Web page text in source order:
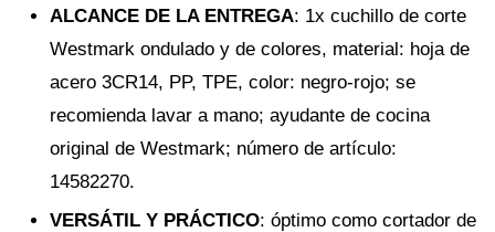
ALCANCE DE LA ENTREGA: 1x cuchillo de corte
Westmark ondulado y de colores, material: hoja de
acero 3CR14, PP, TPE, color: negro-rojo; se
recomienda lavar a mano; ayudante de cocina
original de Westmark; número de artículo:
14582270.
VERSÁTIL Y PRÁCTICO: óptimo como cortador de